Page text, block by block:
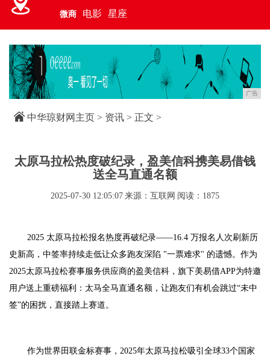
微商 电影 星座
广告
中华琼财网主页 > 资讯 > 正文 >
太原马拉松热度破纪录，盈美信科携美易借钱
送全马直通名额
2025-07-30 12:05:07 来源：互联网 阅读：1875
2025 太原马拉松报名热度再破纪录——16.4 万报名人次刷新历
史新高，中签率持续走低让众多跑友深陷 "一票难求" 的遗憾。作为
2025太原马拉松赛事服务供应商的盈美信科，旗下美易借APP为特邀
用户送上重磅福利：太马全马直通名额，让跑友们有机会跳过“未中
签”的困扰，直接踏上赛道。
作为世界田联金标赛事，2025年太原马拉松吸引全球33个国家